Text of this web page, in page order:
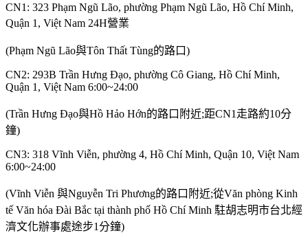
CN1: 323 Phạm Ngũ Lão, phường Phạm Ngũ Lão, Hồ Chí Minh,
Quận 1, Việt Nam 24H營業
(Phạm Ngũ Lão與Tôn Thất Tùng的路口)
CN2: 293B Trần Hưng Đạo, phường Cô Giang, Hồ Chí Minh,
Quận 1, Việt Nam 6:00~24:00
(Trần Hưng Đạo與Hồ Hảo Hớn的路口附近;距CN1走路約10分
鐘)
CN3: 318 Vĩnh Viễn, phường 4, Hồ Chí Minh, Quận 10, Việt Nam
6:00~24:00
(Vĩnh Viễn 與Nguyễn Tri Phương的路口附近;從Văn phòng Kinh
tế Văn hóa Đài Bắc tại thành phố Hồ Chí Minh 駐胡志明市台北經
濟文化辦事處途步1分鐘)